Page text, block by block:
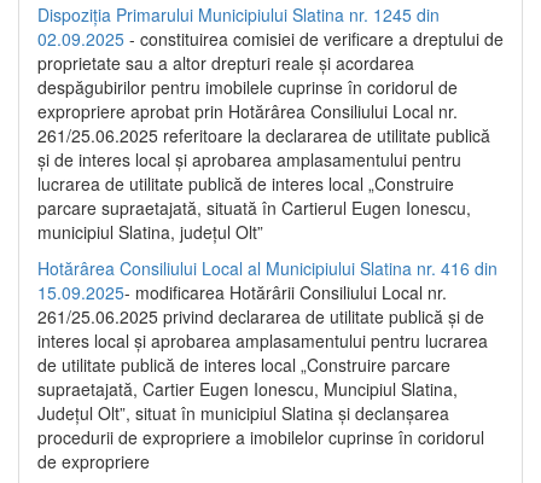
Dispoziția Primarului Municipiului Slatina nr. 1245 din
02.09.2025 - constituirea comisiei de verificare a dreptului de
proprietate sau a altor drepturi reale și acordarea
despăgubirilor pentru imobilele cuprinse în coridorul de
expropriere aprobat prin Hotărârea Consiliului Local nr.
261/25.06.2025 referitoare la declararea de utilitate publică
și de interes local și aprobarea amplasamentului pentru
lucrarea de utilitate publică de interes local „Construire
parcare supraetajată, situată în Cartierul Eugen Ionescu,
municipiul Slatina, județul Olt”
Hotărârea Consiliului Local al Municipiului Slatina nr. 416 din
15.09.2025- modificarea Hotărârii Consiliului Local nr.
261/25.06.2025 privind declararea de utilitate publică și de
interes local și aprobarea amplasamentului pentru lucrarea
de utilitate publică de interes local „Construire parcare
supraetajată, Cartier Eugen Ionescu, Muncipiul Slatina,
Județul Olt”, situat în municipiul Slatina și declanșarea
procedurii de expropriere a imobilelor cuprinse în coridorul
de expropriere